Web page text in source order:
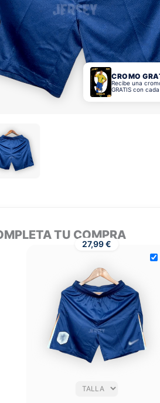
CROMO
Recibe una
GRATIS con
TU COMPRA
27,99 €